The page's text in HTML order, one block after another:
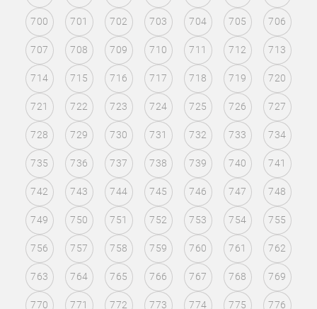
700 701 702 703 704 705 706
707 708 709 710 711 712 713
714 715 716 717 718 719 720
721 722 723 724 725 726 727
728 729 730 731 732 733 734
735 736 737 738 739 740 741
742 743 744 745 746 747 748
749 750 751 752 753 754 755
756 757 758 759 760 761 762
763 764 765 766 767 768 769
770 771 772 773 774 775 776